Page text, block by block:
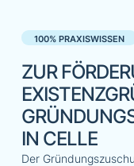
100% PRAXISWISSEN
ZUR
IN CELLE
Der